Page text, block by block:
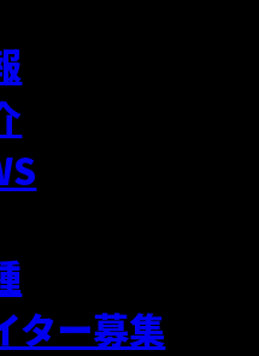
ター募集